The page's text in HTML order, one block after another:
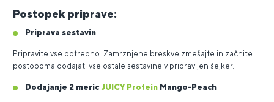
Postopek priprave:
Priprava sestavin
Pripravite vse potrebno. Zamrznjene breskve zmešajte in začnite
postopoma dodajati vse ostale sestavine v pripravljen šejker.
Dodajanje 2 meric JUICY Protein Mango-Peach